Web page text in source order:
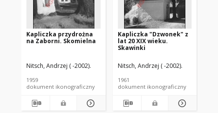
Kapliczka przydrożna
na Zaborni. Skomielna
Nitsch, Andrzej ( -2002).
1959
dokument ikonograficzny
Kapliczka "Dzwonek" z
lat 20 XIX wieku.
Skawinki
Nitsch, Andrzej ( -2002).
1961
dokument ikonograficzny